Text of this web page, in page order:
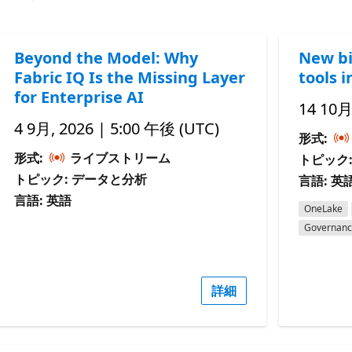
Beyond the Model: Why
Fabric IQ Is the Missing Layer
for Enterprise AI
4 9月, 2026 | 5:00 午後 (UTC)
形式:
ライブストリーム
トピック: データと分析
言語: 英語
詳細
New
tools
14 10
形式:
トピッ
言語: 英
OneLake